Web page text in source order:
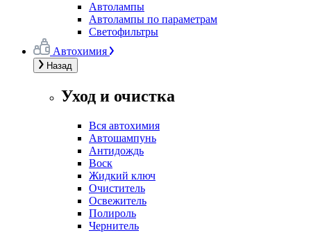
Автолампы
Автолампы по параметрам
Светофильтры
Автохимия
Назад
Уход и очистка
Вся автохимия
Автошампунь
Антидождь
Воск
Жидкий ключ
Очиститель
Освежитель
Полироль
Чернитель